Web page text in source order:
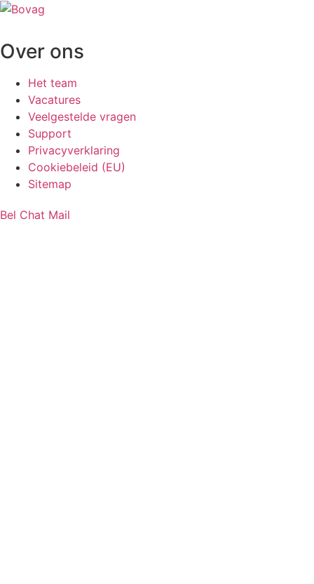
Over ons
Het team
Vacatures
Veelgestelde vragen
Support
Privacyverklaring
Cookiebeleid (EU)
Sitemap
Bel Chat Mail